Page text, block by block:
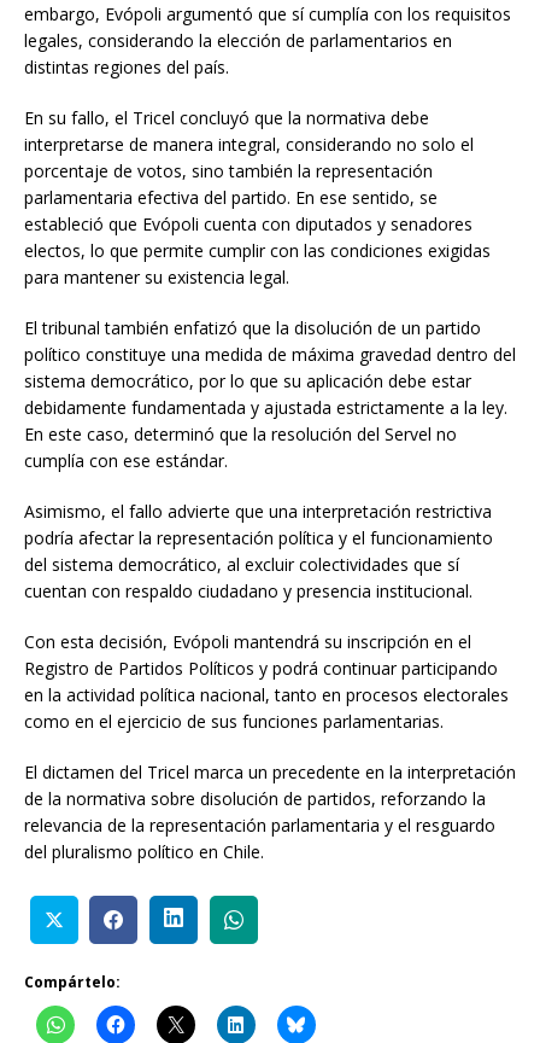
embargo, Evópoli argumentó que sí cumplía con los requisitos
legales, considerando la elección de parlamentarios en
distintas regiones del país.
En su fallo, el Tricel concluyó que la normativa debe
interpretarse de manera integral, considerando no solo el
porcentaje de votos, sino también la representación
parlamentaria efectiva del partido. En ese sentido, se
estableció que Evópoli cuenta con diputados y senadores
electos, lo que permite cumplir con las condiciones exigidas
para mantener su existencia legal.
El tribunal también enfatizó que la disolución de un partido
político constituye una medida de máxima gravedad dentro del
sistema democrático, por lo que su aplicación debe estar
debidamente fundamentada y ajustada estrictamente a la ley.
En este caso, determinó que la resolución del Servel no
cumplía con ese estándar.
Asimismo, el fallo advierte que una interpretación restrictiva
podría afectar la representación política y el funcionamiento
del sistema democrático, al excluir colectividades que sí
cuentan con respaldo ciudadano y presencia institucional.
Con esta decisión, Evópoli mantendrá su inscripción en el
Registro de Partidos Políticos y podrá continuar participando
en la actividad política nacional, tanto en procesos electorales
como en el ejercicio de sus funciones parlamentarias.
El dictamen del Tricel marca un precedente en la interpretación
de la normativa sobre disolución de partidos, reforzando la
relevancia de la representación parlamentaria y el resguardo
del pluralismo político en Chile.
Compártelo: